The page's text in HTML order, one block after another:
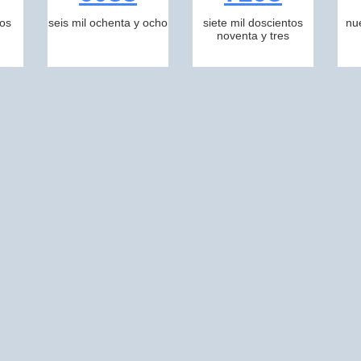
seis mil ochenta y ocho
siete mil doscientos
noventa y tres